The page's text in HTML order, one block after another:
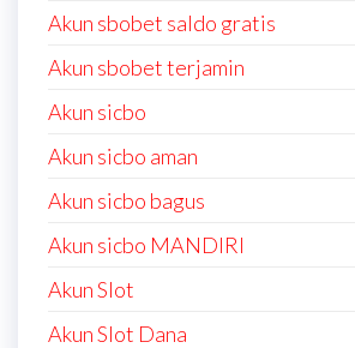
Akun sbobet saldo gratis
Akun sbobet terjamin
Akun sicbo
Akun sicbo aman
Akun sicbo bagus
Akun sicbo MANDIRI
Akun Slot
Akun Slot Dana